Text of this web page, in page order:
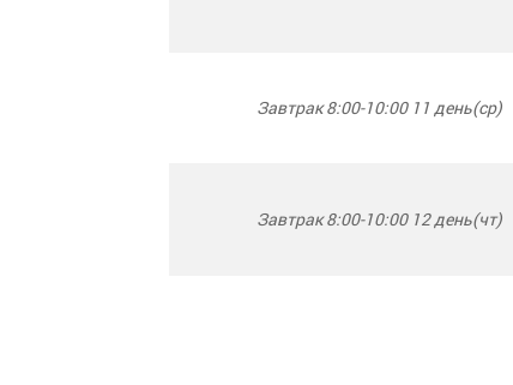
Завтрак 8:00-10:00 11 день(ср)
Завтрак 8:00-10:00 12 день(чт)